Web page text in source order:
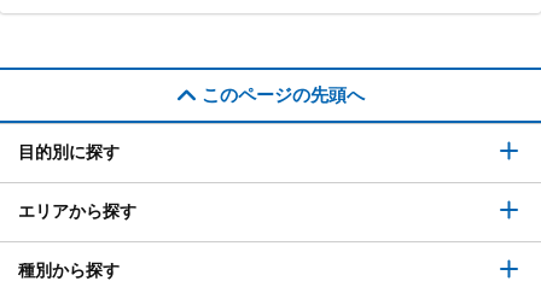
このページの先頭へ
目的別に探す
エリアから探す
種別から探す